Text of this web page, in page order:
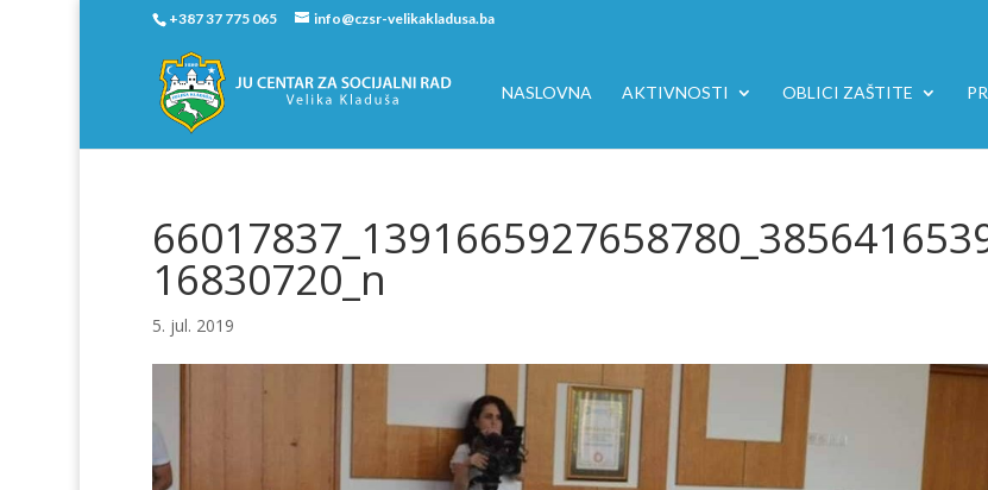
+387 37 775 065 info@czsr-velikakladusa.ba
NASLOVNA AKTIVNOSTI OBLICI ZAŠTITE
16830720_n
5. jul. 2019